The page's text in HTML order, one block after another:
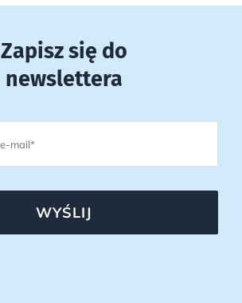
Zapisz się do
newslettera
WYŚLIJ